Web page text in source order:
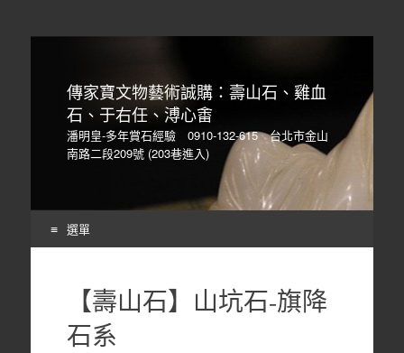
傳家寶文物藝術誠購：壽山石、雞血
石、于右任、溥心畬
潘明皇-多年賞石經驗 0910-132-615 台北市金山
南路二段209號 (203巷進入)
選單
【壽山石】山坑石-旗降
石系